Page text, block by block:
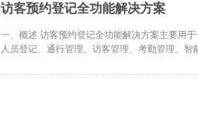
访客预约登记全功能解决方案
一、概述 访客预约登记全功能解决方案主要用
人员登记、通行管理、访客管理、考勤管理、